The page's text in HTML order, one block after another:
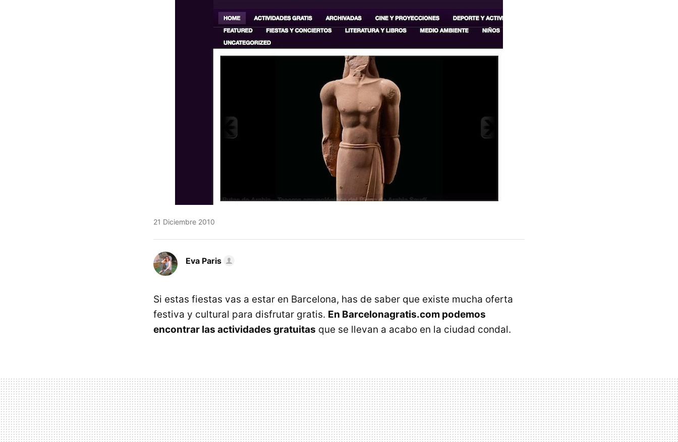
21 Diciembre 2010
Eva Paris
Si estas fiestas vas a estar en Barcelona, has de saber que existe mucha oferta
festiva y cultural para disfrutar gratis. En Barcelonagratis.com podemos
encontrar las actividades gratuitas que se llevan a acabo en la ciudad condal.